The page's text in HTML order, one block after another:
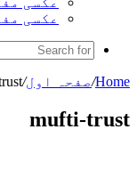
عکسی
Home
/صفحہ اول/
mufti-trust